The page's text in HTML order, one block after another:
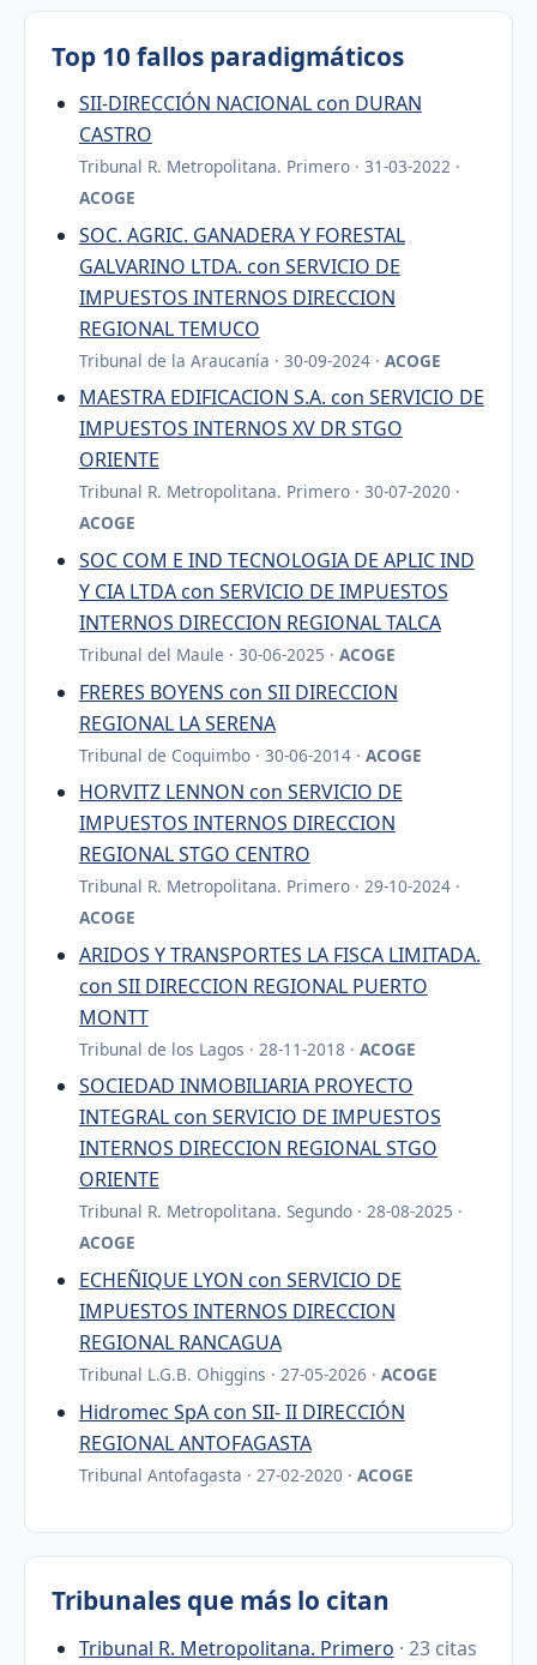
Top 10 fallos paradigmáticos
SII-DIRECCIÓN NACIONAL con DURAN
CASTRO
Tribunal R. Metropolitana. Primero · 31-03-2022 ·
ACOGE
SOC. AGRIC. GANADERA Y FORESTAL
GALVARINO LTDA. con SERVICIO DE
IMPUESTOS INTERNOS DIRECCION
REGIONAL TEMUCO
Tribunal de la Araucanía · 30-09-2024 · ACOGE
MAESTRA EDIFICACION S.A. con SERVICIO DE
IMPUESTOS INTERNOS XV DR STGO
ORIENTE
Tribunal R. Metropolitana. Primero · 30-07-2020 ·
ACOGE
SOC COM E IND TECNOLOGIA DE APLIC IND
Y CIA LTDA con SERVICIO DE IMPUESTOS
INTERNOS DIRECCION REGIONAL TALCA
Tribunal del Maule · 30-06-2025 · ACOGE
FRERES BOYENS con SII DIRECCION
REGIONAL LA SERENA
Tribunal de Coquimbo · 30-06-2014 · ACOGE
HORVITZ LENNON con SERVICIO DE
IMPUESTOS INTERNOS DIRECCION
REGIONAL STGO CENTRO
Tribunal R. Metropolitana. Primero · 29-10-2024 ·
ACOGE
ARIDOS Y TRANSPORTES LA FISCA LIMITADA.
con SII DIRECCION REGIONAL PUERTO
MONTT
Tribunal de los Lagos · 28-11-2018 · ACOGE
SOCIEDAD INMOBILIARIA PROYECTO
INTEGRAL con SERVICIO DE IMPUESTOS
INTERNOS DIRECCION REGIONAL STGO
ORIENTE
Tribunal R. Metropolitana. Segundo · 28-08-2025 ·
ACOGE
ECHEÑIQUE LYON con SERVICIO DE
IMPUESTOS INTERNOS DIRECCION
REGIONAL RANCAGUA
Tribunal L.G.B. Ohiggins · 27-05-2026 · ACOGE
Hidromec SpA con SII- II DIRECCIÓN
REGIONAL ANTOFAGASTA
Tribunal Antofagasta · 27-02-2020 · ACOGE
Tribunales que más lo citan
Tribunal R. Metropolitana. Primero · 23 citas